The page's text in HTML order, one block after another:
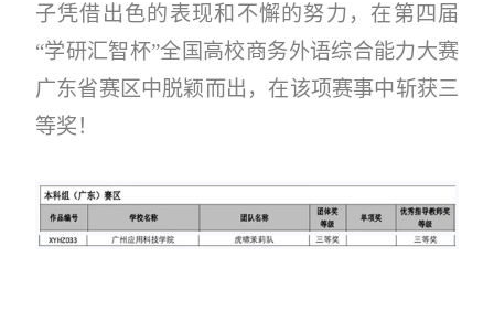
子凭借出色的表现和不懈的努力，在第四届
“学研汇智杯”全国高校商务外语综合能力大赛
广东省赛区中脱颖而出，在该项赛事中斩获三
等奖！